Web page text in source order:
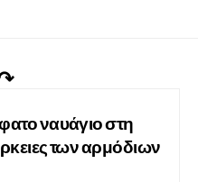
ναυάγιο στη
των αρμόδιων